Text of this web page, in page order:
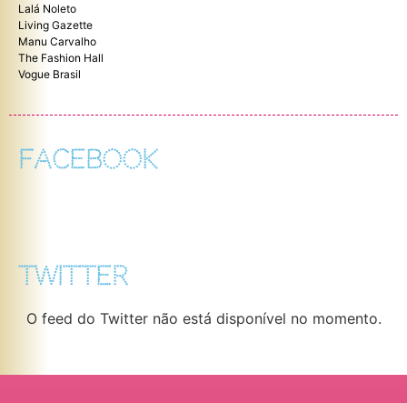
Lalá Noleto
Living Gazette
Manu Carvalho
The Fashion Hall
Vogue Brasil
FACEBOOK
TWITTER
O feed do Twitter não está disponível no momento.